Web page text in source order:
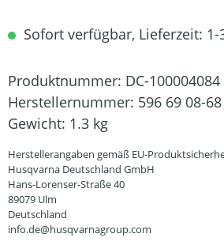
Sofort verfügbar, Lieferzeit: 1-
Produktnummer: DC-100004084
Herstellernummer: 596 69 08-68
Gewicht: 1.3 kg
Herstellerangaben gemäß EU-
Husqvarna Deutschland GmbH
Hans-Lorenser-Straße 40
89079 Ulm
Deutschland
info.de@husqvarnagroup.com